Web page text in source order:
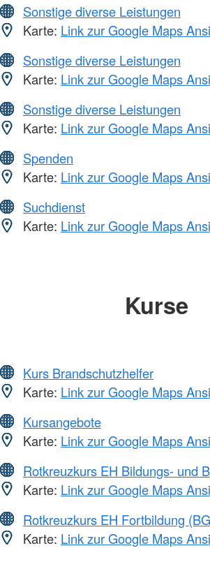
Sonstige diverse Leistungen
Karte: Link zur Google Maps
Sonstige diverse Leistungen
Karte: Link zur Google Maps
Sonstige diverse Leistungen
Karte: Link zur Google Maps
Spenden
Karte: Link zur Google Maps
Suchdienst
Karte: Link zur Google Maps
Kurse
Kurs Brandschutzhelfer
Karte: Link zur Google Maps
Kursangebote
Karte: Link zur Google Maps
Rotkreuzkurs EH Bildungs- und
Karte: Link zur Google Maps
Rotkreuzkurs EH Fortbildung
Karte: Link zur Google Maps